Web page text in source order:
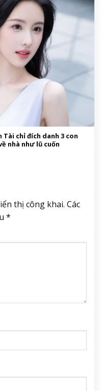
Tài chỉ đích danh 3 con
nhà như lũ cuốn
thị công khai. Các
*